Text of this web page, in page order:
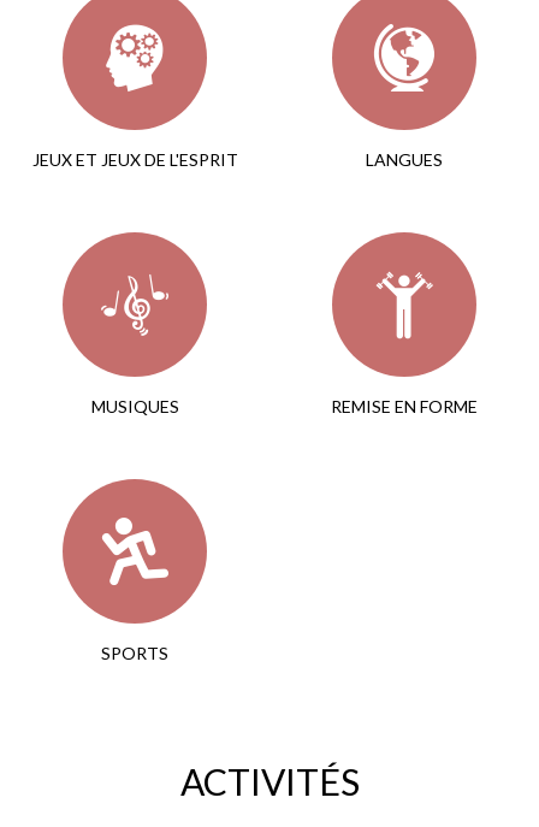
JEUX ET JEUX DE L'ESPRIT LANGUES
MUSIQUES REMISE EN FORME
SPORTS
ACTIVITÉS